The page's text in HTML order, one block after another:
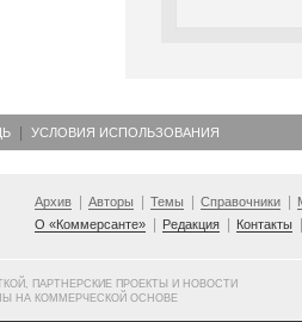
УСЛОВИЯ ИСПОЛЬЗОВАНИЯ
Архив Авторы Темы Справочники
О «Коммерсанте»
Редакция Контакты
ПАРТНЕРСКИЕ ПРОЕКТЫ И НОВОСТИ
НА КОММЕРЧЕСКОЙ ОСНОВЕ